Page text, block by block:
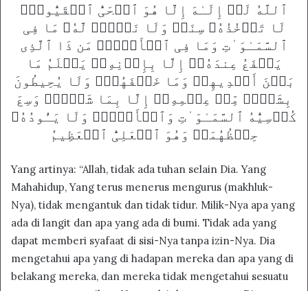
ٱللَّهُ لَاۤ إِلَـٰهَ إِلَّا هُوَ ٱلۡحَیُّ ٱلۡقَیُّومُۚ
لَا تَأۡخُذُهُۥ سِنَةࣱ وَلَا نَوۡمࣱۚ لَّهُۥ مَا فِی
ٱلسَّمَـٰوَ ٰ⁠تِ وَمَا فِی ٱلۡأَرۡضِۗ مَن ذَا ٱلَّذِی
یَشۡفَعُ عِندَهُۥۤ إِلَّا بِإِذۡنِهِۦۚ یَعۡلَمُ مَا
بَیۡنَ أَیۡدِیهِمۡ وَمَا خَلۡفَهُمۡۖ وَلَا یُحِیطُونَ
بِشَیۡءࣲ مِّنۡ عِلۡمِهِۦۤ إِلَّا بِمَا شَاۤءَۚ وَسِعَ
كُرۡسِیُّهُ ٱلسَّمَـٰوَ ٰ⁠تِ وَٱلۡأَرۡضَۖ وَلَا یَـُٔودُهُۥ
حِفۡظُهُمَاۚ وَهُوَ ٱلۡعَلِیُّ ٱلۡعَظِیمُ
Yang artinya: “Allah, tidak ada tuhan selain Dia. Yang
Mahahidup, Yang terus menerus mengurus (makhluk-
Nya), tidak mengantuk dan tidak tidur. Milik-Nya apa yang
ada di langit dan apa yang ada di bumi. Tidak ada yang
dapat memberi syafaat di sisi-Nya tanpa izin-Nya. Dia
mengetahui apa yang di hadapan mereka dan apa yang di
belakang mereka, dan mereka tidak mengetahui sesuatu